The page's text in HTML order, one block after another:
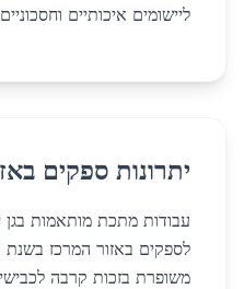
ליישומים איכותיים
יתרונות ספקים
עבודות מתכת מותאמות בגן
משופרת בזכות קרבה